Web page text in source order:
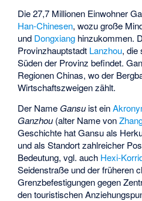
Die 27,7 Millionen Einwohner
Han-Chinesen, wozu große
und Dongxiang hinzukommen.
Provinzhauptstadt Lanzhou, die
Süden der Provinz befindet.
Regionen Chinas, wo der
Wirtschaftszweigen zählt.
Der Name Gansuist ein
Ganzhou(alter Name von
Geschichte hat Gansu als
und als Standort zahlreicher
Bedeutung, vgl. auch Hexi-
Seidenstraße und der früheren
Grenzbefestigungen gegen
den touristischen